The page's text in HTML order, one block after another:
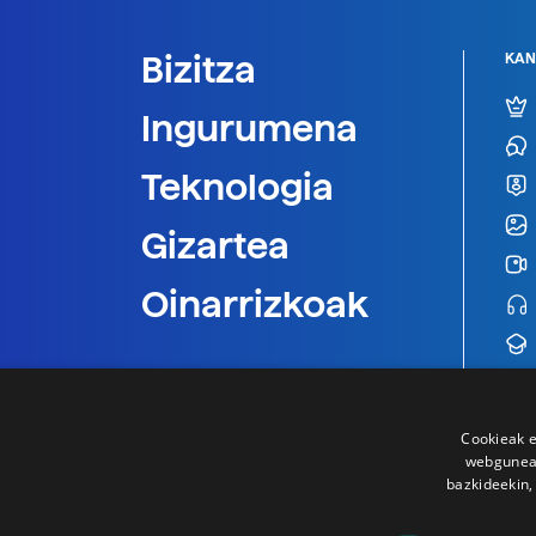
Bizitza
Ingurumena
Teknologia
Gizartea
Oinarrizkoak
Cookieak